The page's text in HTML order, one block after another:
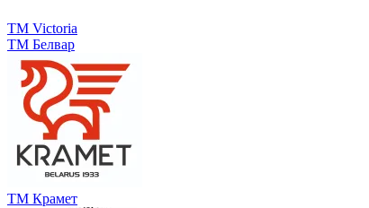
ТМ Victoria
ТМ Белвар
ТМ Крамет